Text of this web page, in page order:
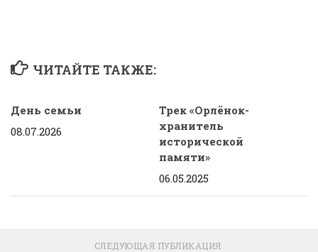
ЧИТАЙТЕ ТАКЖЕ:
День семьи
08.07.2026
Трек «Орлёнок-
хранитель
исторической
памяти»
06.05.2025
СЛЕДУЮЩАЯ ПУБЛИКАЦИЯ